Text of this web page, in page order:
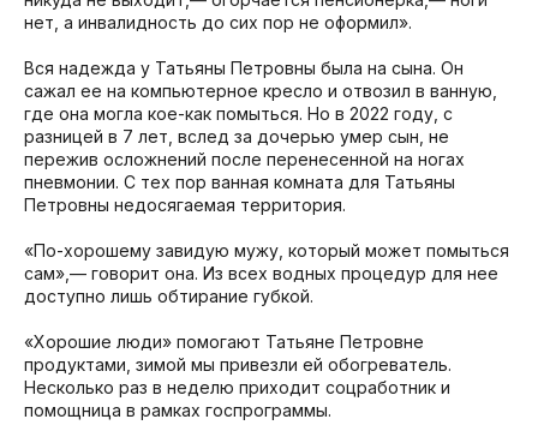
нет, а инвалидность до сих пор не оформил».
Вся надежда у Татьяны Петровны была на сына. Он
сажал ее на компьютерное кресло и отвозил в ванную,
где она могла кое-как помыться. Но в 2022 году, с
разницей в 7 лет, вслед за дочерью умер сын, не
пережив осложнений после перенесенной на ногах
пневмонии. С тех пор ванная комната для Татьяны
Петровны недосягаемая территория.
«По-хорошему завидую мужу, который может помыться
сам»,— говорит она. Из всех водных процедур для нее
доступно лишь обтирание губкой.
«Хорошие люди» помогают Татьяне Петровне
продуктами, зимой мы привезли ей обогреватель.
Несколько раз в неделю приходит соцработник и
помощница в рамках госпрограммы.